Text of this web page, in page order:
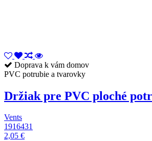
Doprava k vám domov
PVC potrubie a tvarovky
Držiak pre PVC ploché
Vents
1916431
2,05 €